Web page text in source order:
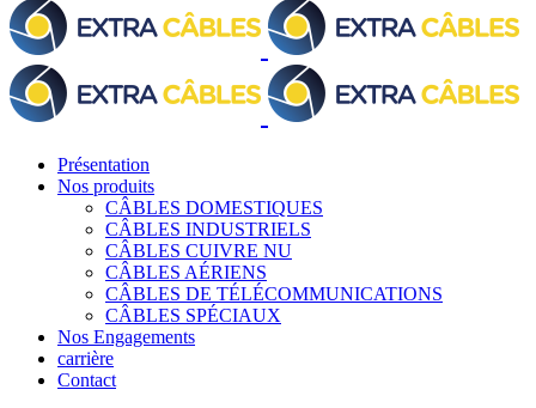
Présentation
Nos produits
CÂBLES DOMESTIQUES
CÂBLES INDUSTRIELS
CÂBLES CUIVRE NU
CÂBLES AÉRIENS
CÂBLES DE TÉLÉCOMMUNICATIONS
CÂBLES SPÉCIAUX
Nos Engagements
carrière
Contact